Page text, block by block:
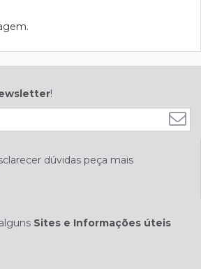
!
dúvidas peça mais
Sites e Informações úteis